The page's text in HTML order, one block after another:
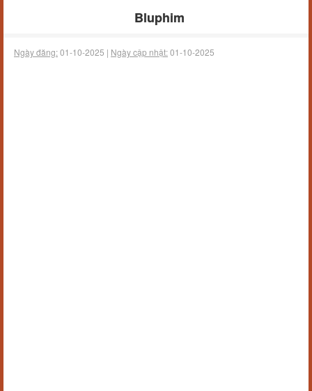
Bluphim
Ngày đăng:01-10-2025 | Ngày cập nhật:01-10-2025